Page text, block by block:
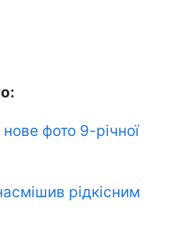
фото 9-річної
рідкісним